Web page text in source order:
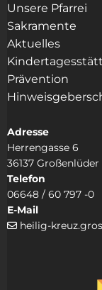
Unsere Pfarrei
Sakramente
Aktuelles
Prävention
Adresse
Herrengasse 6
36137 Großenlüder
Telefon
06648 / 60 797 -0
E-Mail
 heilig-